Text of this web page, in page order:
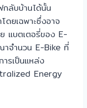
กลับบ้านได้นั้น
ดยเฉพาะซึ่งอาจ
แบตเตอรี่ของ E-
าจำนวน E-Bike ที่
รเป็นแหล่ง
Energy